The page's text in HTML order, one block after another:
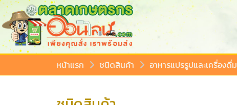
หน้าแรก ชนิดสินค้า อาหารแปรรูปและเครื่องดื่ม